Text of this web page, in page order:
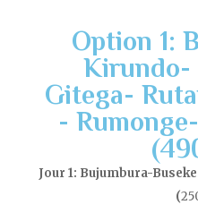
Option 1:
Kirundo-
Gitega-
-
Jour 1: Bujumbura-
(